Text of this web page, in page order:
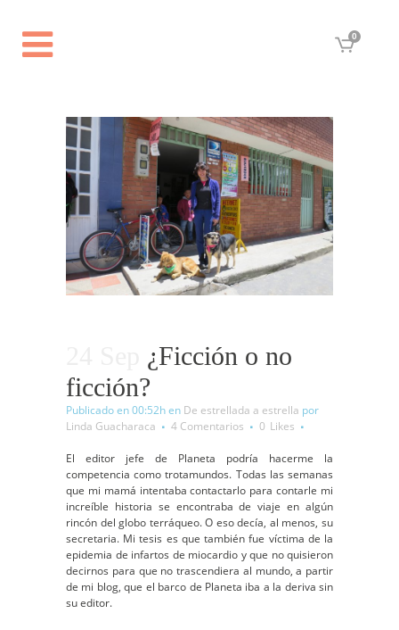
0
¿Ficción o no
ficción?
Publicado en 00:52hen De estrellada a estrella por
Linda Guacharaca
4 Comentarios 0 Likes
El editor jefe de Planeta podría hacerme la
competencia como trotamundos. Todas las semanas
que mi mamá intentaba contactarlo para contarle mi
increíble historia se encontraba de viaje en algún
rincón del globo terráqueo. O eso decía, al menos, su
secretaria. Mi tesis es que también fue víctima de la
epidemia de infartos de miocardio y que no quisieron
decirnos para que no trascendiera al mundo, a partir
de mi blog, que el barco de Planeta iba a la deriva sin
su editor.